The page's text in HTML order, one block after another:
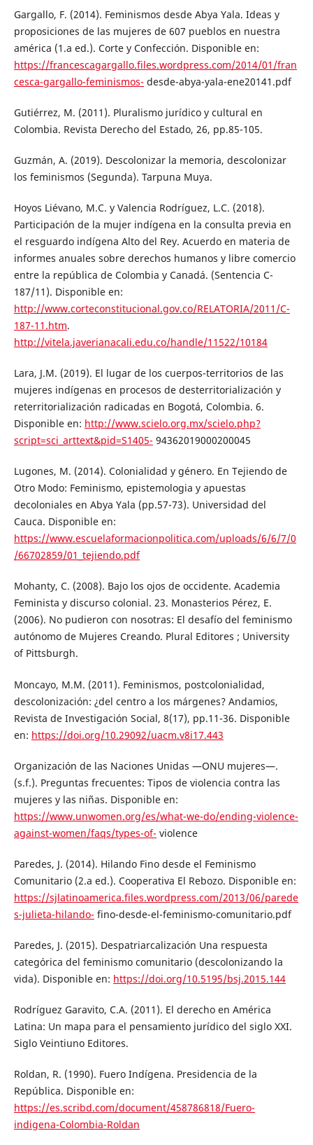
Gargallo, F. (2014). Feminismos desde Abya Yala. Ideas y
proposiciones de las mujeres de 607 pueblos en nuestra
américa (1.a ed.). Corte y Confección. Disponible en:
https://francescagargallo.files.wordpress.com/2014/01/fran
cesca-gargallo-feminismos- desde-abya-yala-ene20141.pdf
Gutiérrez, M. (2011). Pluralismo jurídico y cultural en
Colombia. Revista Derecho del Estado, 26, pp.85-105.
Guzmán, A. (2019). Descolonizar la memoria, descolonizar
los feminismos (Segunda). Tarpuna Muya.
Hoyos Liévano, M.C. y Valencia Rodríguez, L.C. (2018).
Participación de la mujer indígena en la consulta previa en
el resguardo indígena Alto del Rey. Acuerdo en materia de
informes anuales sobre derechos humanos y libre comercio
entre la república de Colombia y Canadá. (Sentencia C-
187/11). Disponible en:
http://www.corteconstitucional.gov.co/RELATORIA/2011/C-
187-11.htm.
http://vitela.javerianacali.edu.co/handle/11522/10184
Lara, J.M. (2019). El lugar de los cuerpos-territorios de las
mujeres indígenas en procesos de desterritorialización y
reterritorialización radicadas en Bogotá, Colombia. 6.
Disponible en: http://www.scielo.org.mx/scielo.php?
script=sci_arttext&pid=S1405- 94362019000200045
Lugones, M. (2014). Colonialidad y género. En Tejiendo de
Otro Modo: Feminismo, epistemologia y apuestas
decoloniales en Abya Yala (pp.57-73). Universidad del
Cauca. Disponible en:
https://www.escuelaformacionpolitica.com/uploads/6/6/7/0
/66702859/01_tejiendo.pdf
Mohanty, C. (2008). Bajo los ojos de occidente. Academia
Feminista y discurso colonial. 23. Monasterios Pérez, E.
(2006). No pudieron con nosotras: El desafío del feminismo
autónomo de Mujeres Creando. Plural Editores ; University
of Pittsburgh.
Moncayo, M.M. (2011). Feminismos, postcolonialidad,
descolonización: ¿del centro a los márgenes? Andamios,
Revista de Investigación Social, 8(17), pp.11-36. Disponible
en: https://doi.org/10.29092/uacm.v8i17.443
Organización de las Naciones Unidas —ONU mujeres—.
(s.f.). Preguntas frecuentes: Tipos de violencia contra las
mujeres y las niñas. Disponible en:
https://www.unwomen.org/es/what-we-do/ending-violence-
against-women/faqs/types-of- violence
Paredes, J. (2014). Hilando Fino desde el Feminismo
Comunitario (2.a ed.). Cooperativa El Rebozo. Disponible en:
https://sjlatinoamerica.files.wordpress.com/2013/06/parede
s-julieta-hilando- fino-desde-el-feminismo-comunitario.pdf
Paredes, J. (2015). Despatriarcalización Una respuesta
categórica del feminismo comunitario (descolonizando la
vida). Disponible en: https://doi.org/10.5195/bsj.2015.144
Rodríguez Garavito, C.A. (2011). El derecho en América
Latina: Un mapa para el pensamiento jurídico del siglo XXI.
Siglo Veintiuno Editores.
Roldan, R. (1990). Fuero Indígena. Presidencia de la
República. Disponible en:
https://es.scribd.com/document/458786818/Fuero-
indigena-Colombia-Roldan